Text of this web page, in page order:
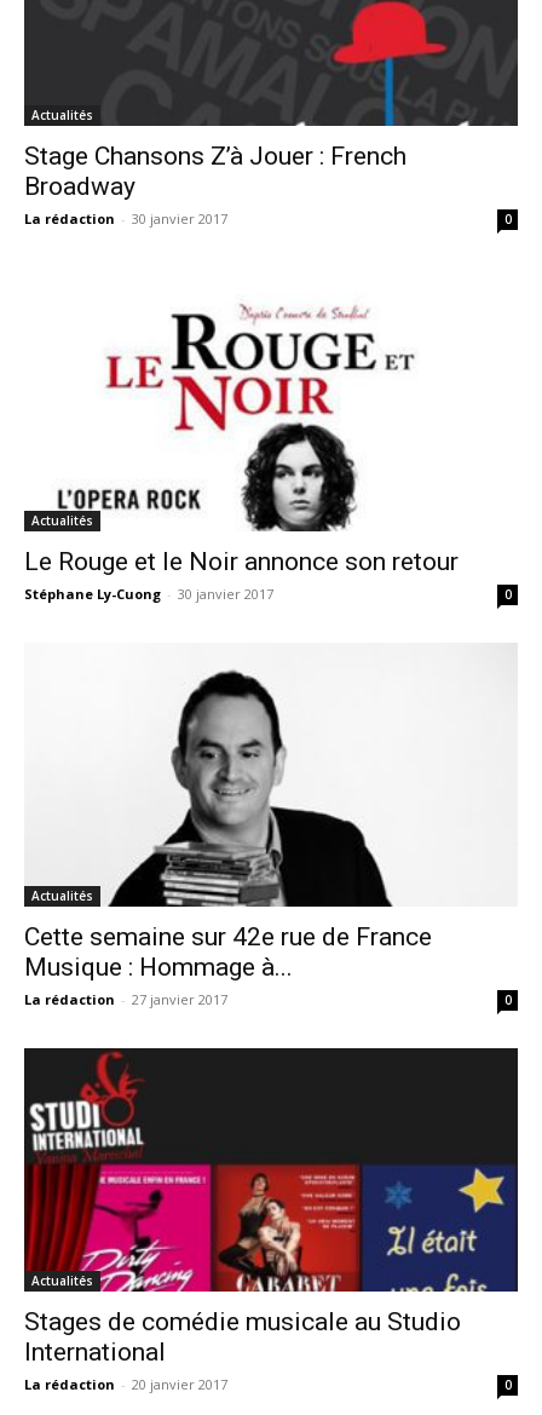
Actualités
Stage Chansons Z’à Jouer : French
Broadway
La rédaction - 30 janvier 2017 0
Actualités
Le Rouge et le Noir annonce son retour
Stéphane Ly-Cuong - 30 janvier 2017 0
Actualités
Cette semaine sur 42e rue de France
Musique : Hommage à...
La rédaction - 27 janvier 2017 0
Actualités
Stages de comédie musicale au Studio
International
La rédaction - 20 janvier 2017 0